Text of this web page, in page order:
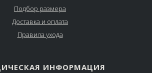
Подбор размера
Доставка и оплата
Правила ухода
ИНФОРМАЦИЯ